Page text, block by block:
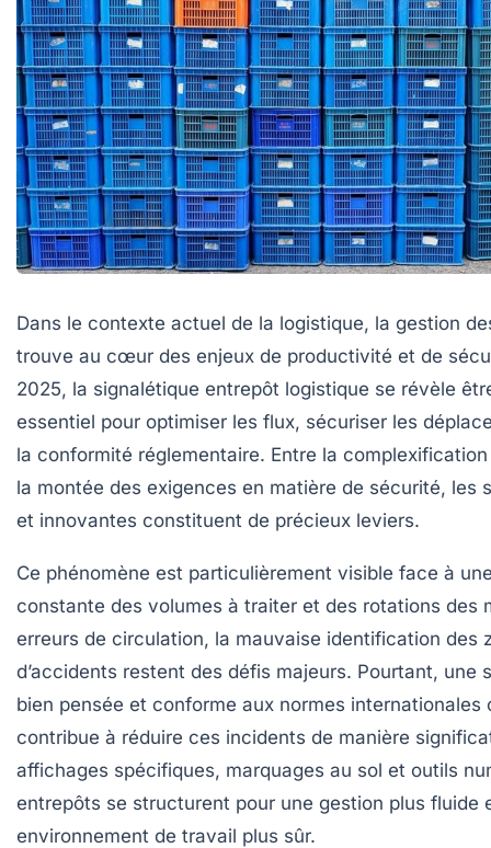
Dans le contexte actuel de la logistique, la gestion
trouve au cœur des enjeux de productivité et de
2025, la signalétique entrepôt logistique se révèle
essentiel pour optimiser les flux, sécuriser les
la conformité réglementaire. Entre la
la montée des exigences en matière de sécurité, les
et innovantes constituent de précieux leviers.
Ce phénomène est particulièrement visible face à
constante des volumes à traiter et des rotations des
erreurs de circulation, la mauvaise identification des
d’accidents restent des défis majeurs. Pourtant, une
bien pensée et conforme aux normes internationales
contribue à réduire ces incidents de manière
affichages spécifiques, marquages au sol et outils
entrepôts se structurent pour une gestion plus fluide
environnement de travail plus sûr.